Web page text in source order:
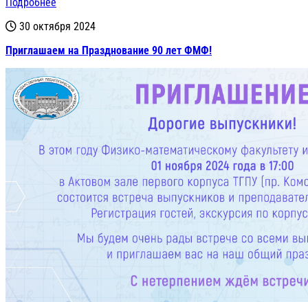
30 октября 2024
Приглашаем на Празднование 90 лет ФМФ!